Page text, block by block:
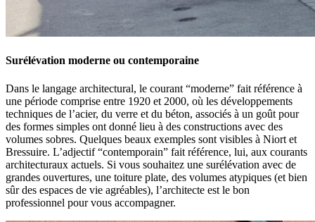
Surélévation moderne ou contemporaine
Dans le langage architectural, le courant “moderne” fait référence à
une période comprise entre 1920 et 2000, où les développements
techniques de l’acier, du verre et du béton, associés à un goût pour
des formes simples ont donné lieu à des constructions avec des
volumes sobres. Quelques beaux exemples sont visibles à Niort et
Bressuire. L’adjectif “contemporain” fait référence, lui, aux courants
architecturaux actuels. Si vous souhaitez une surélévation avec de
grandes ouvertures, une toiture plate, des volumes atypiques (et bien
sûr des espaces de vie agréables), l’architecte est le bon
professionnel pour vous accompagner.